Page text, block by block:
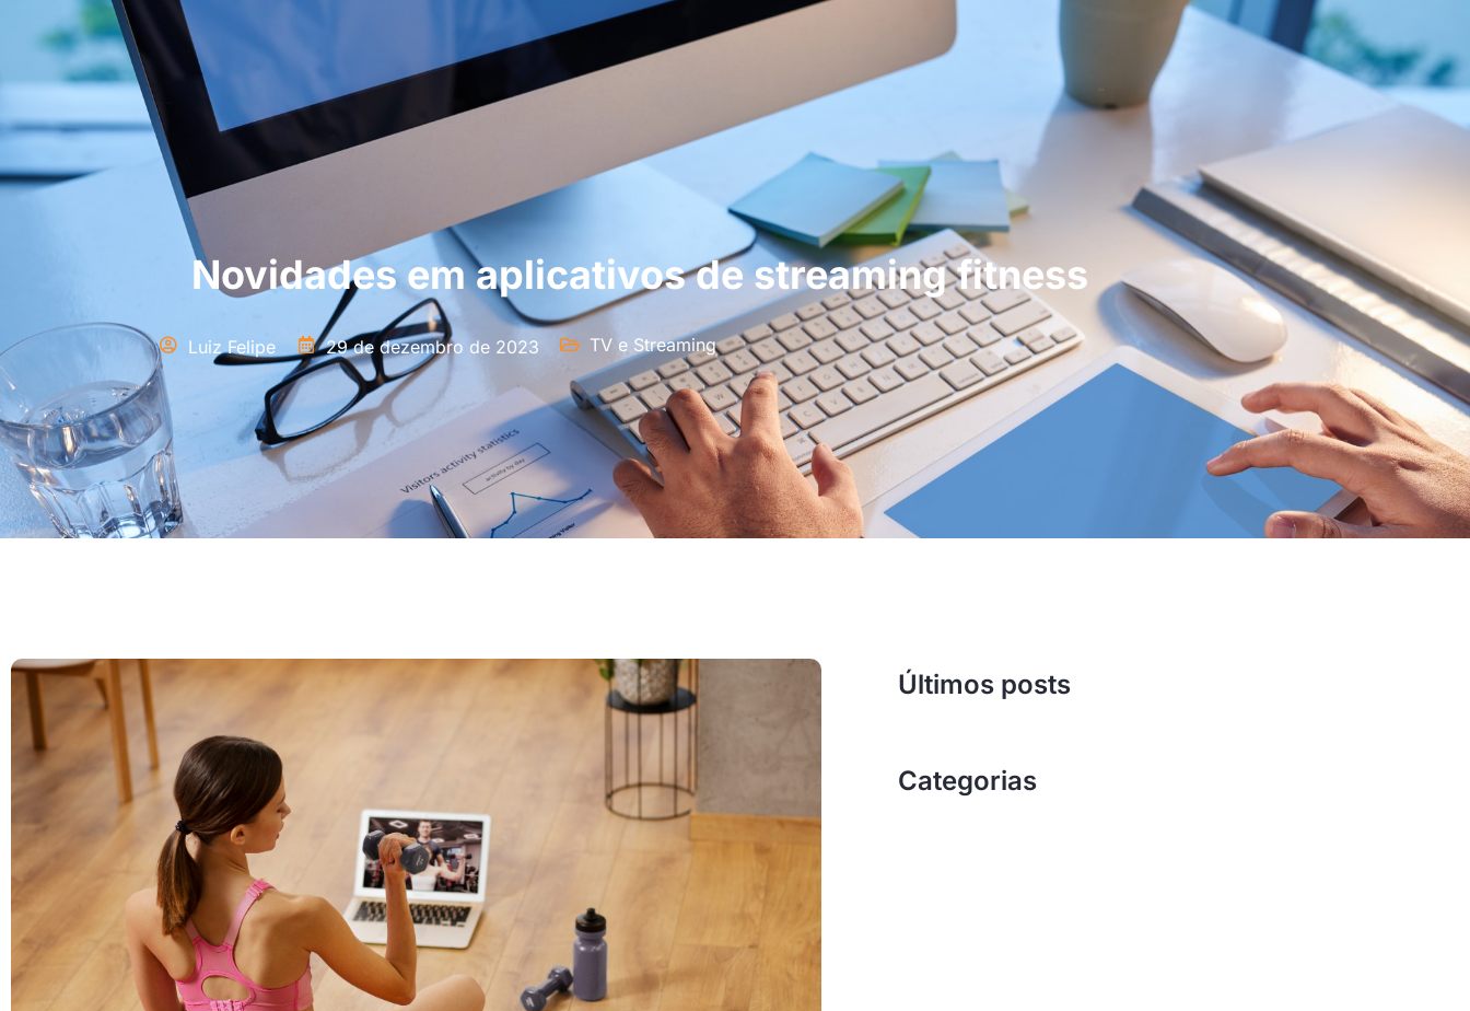
Novidades em aplicativos de streaming fitness
Luiz Felipe 29 de dezembro de 2023 TV e Streaming
Últimos posts
Categorias